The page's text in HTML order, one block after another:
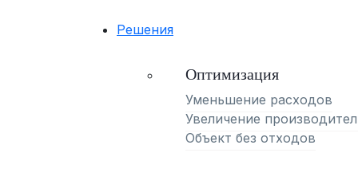
Решения
Оптимизация
Уменьшение расходов
Увеличение
Объект без отходов